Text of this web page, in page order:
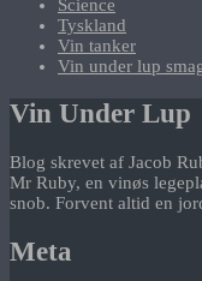
Science
Tyskland
Vin tanker
Vin under lup
Vin Under Lup
Blog skrevet af Jacob
Mr Ruby, en vinøs
snob. Forvent altid en
Meta